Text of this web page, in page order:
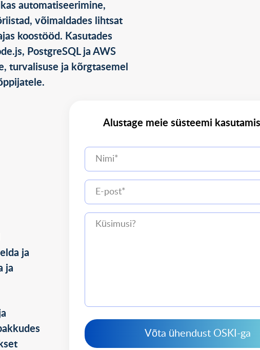
automatiseerimine,
võimaldades lihtsat
koostööd. Kasutades
PostgreSQL ja AWS
turvalisuse ja kõrgtasemel
ja
ja
Alustage meie süsteemi
Võta ühendust OSKI-ga